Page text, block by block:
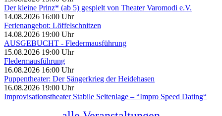
Der kleine Prinz* (ab 5) gespielt von Theater Varomodi e.V.
14.08.2026 16:00 Uhr
Ferienangebot: Löffelschnitzen
14.08.2026 19:00 Uhr
AUSGEBUCHT - Fledermausführung
15.08.2026 19:00 Uhr
Fledermausführung
16.08.2026 16:00 Uhr
Puppentheater: Der Sängerkrieg der Heidehasen
16.08.2026 19:00 Uhr
Improvisationstheater Stabile Seitenlage – “Impro Speed Dating“